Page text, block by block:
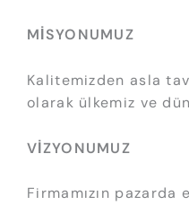
MİSYONUMUZ
Kalitemizden asla
olarak ülkemiz ve
VİZYONUMUZ
Firmamızın